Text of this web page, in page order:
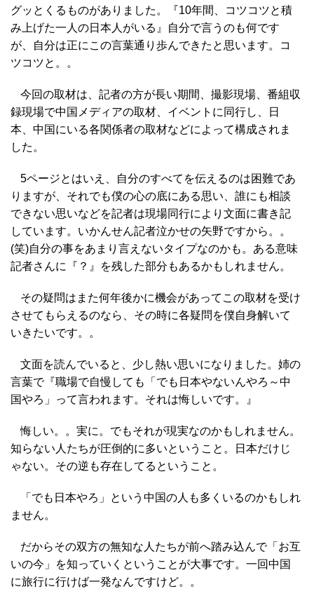
グッとくるものがありました。『10年間、コツコツと積
み上げた一人の日本人がいる』自分で言うのも何です
が、自分は正にこの言葉通り歩んできたと思います。コ
ツコツと。。
今回の取材は、記者の方が長い期間、撮影現場、番組収
録現場で中国メディアの取材、イベントに同行し、日
本、中国にいる各関係者の取材などによって構成されま
した。
5ページとはいえ、自分のすべてを伝えるのは困難であ
りますが、それでも僕の心の底にある思い、誰にも相談
できない思いなどを記者は現場同行により文面に書き記
しています。いかんせん記者泣かせの矢野ですから。。
(笑)自分の事をあまり言えないタイプなのかも。ある意味
記者さんに『？』を残した部分もあるかもしれません。
その疑問はまた何年後かに機会があってこの取材を受け
させてもらえるのなら、その時に各疑問を僕自身解いて
いきたいです。。
文面を読んでいると、少し熱い思いになりました。姉の
言葉で『職場で自慢しても「でも日本やないんやろ～中
国やろ」って言われます。それは悔しいです。』
悔しい。。実に。でもそれが現実なのかもしれません。
知らない人たちが圧倒的に多いということ。日本だけじ
ゃない。その逆も存在してるということ。
「でも日本やろ」という中国の人も多くいるのかもしれ
ません。
だからその双方の無知な人たちが前へ踏み込んで「お互
いの今」を知っていくということが大事です。一回中国
に旅行に行けば一発なんですけど。。